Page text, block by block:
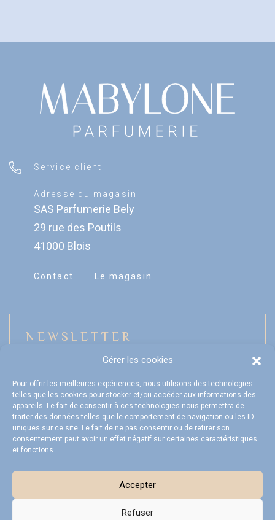
Gérer les cookies
Pour offrir les meilleures expériences, nous utilisons des technologies
telles que les cookies pour stocker et/ou accéder aux informations des
appareils. Le fait de consentir à ces technologies nous permettra de
traiter des données telles que le comportement de navigation ou les ID
uniques sur ce site. Le fait de ne pas consentir ou de retirer son
consentement peut avoir un effet négatif sur certaines caractéristiques
et fonctions.
Accepter
Refuser
Service client
Adresse du magasin
SAS Parfumerie Bely
29 rue des Poutils
41000 Blois
Contact Le magasin
NEWSLETTER
Mon compte
FAQ